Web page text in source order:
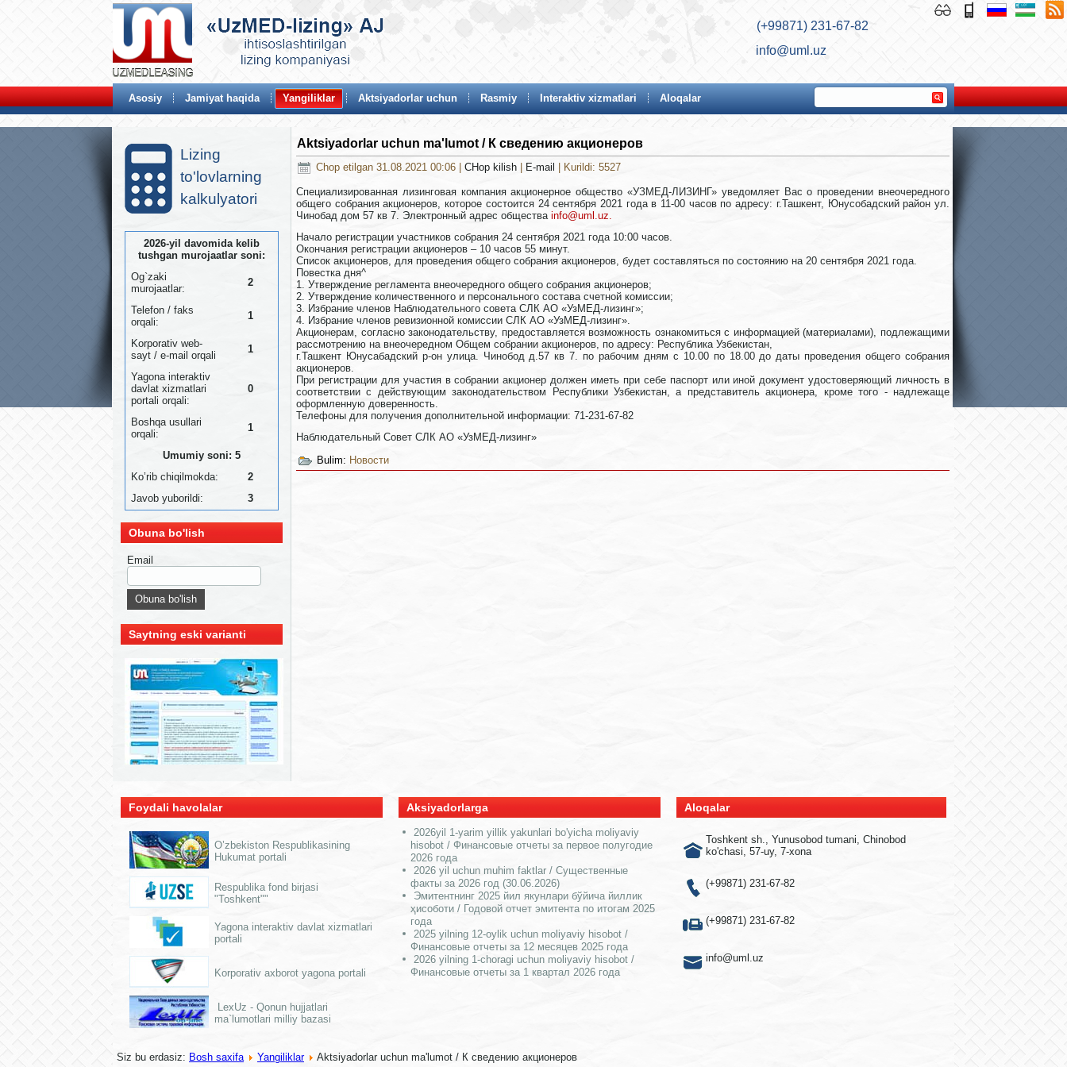
(+99871) 231-67-82
info@uml.uz
Asosiy Jamiyat haqida Yangiliklar Aktsiyadorlar uchun Rasmiy Interaktiv xizmatlari Aloqalar
Lizing
to'lovlarning
kalkulyatori
2026-yil davomida kelib
tushgan murojaatlar soni:
Og`zaki
murojaatlar:
2
Telefon / faks
orqali:
1
Korporativ web-
sayt / e-mail orqali
1
Yagona interaktiv
davlat xizmatlari
portali orqali:
0
Boshqa usullari
orqali:
1
Umumiy soni: 5
Ko’rib chiqilmokda:
2
Javob yuborildi:
3
Obuna bo'lish
Email
Saytning eski varianti
Aktsiyadorlar uchun ma'lumot / К сведению акционеров
Chop etilgan 31.08.2021 00:06 CHop kilish E-mail | Kurildi: 5527
Специализированная лизинговая компания акционерное общество «УЗМЕД-ЛИЗИНГ» уведомляет Вас о проведении внеочередного
общего собрания акционеров, которое состоится 24 сентября 2021 года в 11-00 часов по адресу: г.Ташкент, Юнусобадский район ул.
Чинобад дом 57 кв 7. Электронный адрес общества info@uml.uz.
Начало регистрации участников собрания 24 сентября 2021 года 10:00 часов.
Окончания регистрации акционеров – 10 часов 55 минут.
Список акционеров, для проведения общего собрания акционеров, будет составляться по состоянию на 20 сентября 2021 года.
Повестка дня^
1. Утверждение регламента внеочередного общего собрания акционеров;
2. Утверждение количественного и персонального состава счетной комиссии;
3. Избрание членов Наблюдательного совета СЛК АО «УзМЕД-лизинг»;
4. Избрание членов ревизионной комиссии СЛК АО «УзМЕД-лизинг».
Акционерам, согласно законодательству, предоставляется возможность ознакомиться с информацией (материалами), подлежащими
рассмотрению на внеочередном Общем собрании акционеров, по адресу: Республика Узбекистан,
г.Ташкент Юнусабадский р-он улица. Чинобод д.57 кв 7. по рабочим дням с 10.00 по 18.00 до даты проведения общего собрания
акционеров.
При регистрации для участия в собрании акционер должен иметь при себе паспорт или иной документ удостоверяющий личность в
соответствии с действующим законодательством Республики Узбекистан, а представитель акционера, кроме того - надлежаще
оформленную доверенность.
Телефоны для получения дополнительной информации: 71-231-67-82
Наблюдательный Совет СЛК АО «УзМЕД-лизинг»
Bulim: Новости
Foydali havolalar
O’zbekiston Respublikasining
Hukumat portali
Respublika fond birjasi
"Toshkent""
Yagona interaktiv davlat xizmatlari
portali
Korporativ axborot yagona portali
LexUz - Qonun hujjatlari
ma`lumotlari milliy bazasi
Aksiyadorlarga
2026yil 1-yarim yillik yakunlari bo'yicha moliyaviy
hisobot / Финансовые отчеты за первое полугодие
2026 года
2026 yil uchun muhim faktlar / Существенные
факты за 2026 год (30.06.2026)
Эмитентнинг 2025 йил якунлари бўйича йиллик
ҳисоботи / Годовой отчет эмитента по итогам 2025
года
2025 yilning 12-oylik uchun moliyaviy hisobot /
Финансовые отчеты за 12 месяцев 2025 года
2026 yilning 1-choragi uchun moliyaviy hisobot /
Финансовые отчеты за 1 квартал 2026 года
Aloqalar
Toshkent sh., Yunusobod tumani, Chinobod
ko'chasi, 57-uy, 7-xona
(+99871) 231-67-82
(+99871) 231-67-82
info@uml.uz
Siz bu erdasiz: Bosh saxifa Yangiliklar Aktsiyadorlar uchun ma'lumot / К сведению акционеров